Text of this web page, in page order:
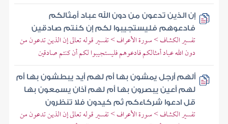
إن الذين تدعون من دون الله عباد أمثالكم
فادعوهم فليستجيبوا لكم إن كنتم صادقين
تفسير الكشاف > سورة الأعراف > تفسير قوله تعالى إن الذين تدعون من
دون الله عباد أمثالكم فادعوهم فليستجيبوا لكم أن كنتم صادقين
ألهم أرجل يمشون بها أم لهم أيد يبطشون بها أم
لهم أعين يبصرون بها أم لهم آذان يسمعون بها
قل ادعوا شركاءكم ثم كيدون فلا تنظرون
تفسير الكشاف > سورة الأعراف > تفسير قوله تعالى إن الذين تدعون من